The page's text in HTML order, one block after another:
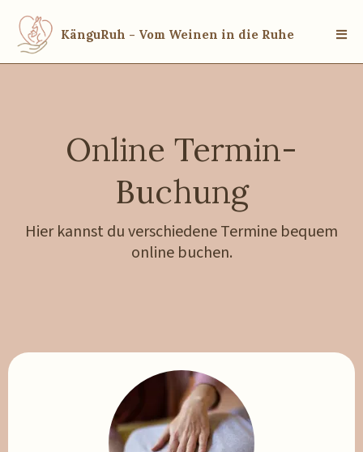
KänguRuh - Vom Weinen in die Ruhe
Online Termin-
Buchung
Hier kannst du verschiedene Termine bequem
online buchen.